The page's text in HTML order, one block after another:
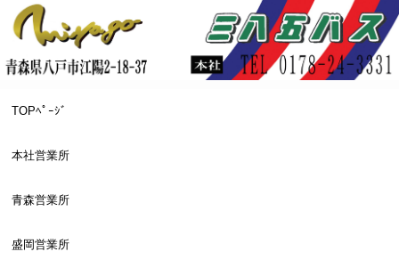
TOPﾍﾟｰｼﾞ
本社営業所
青森営業所
盛岡営業所